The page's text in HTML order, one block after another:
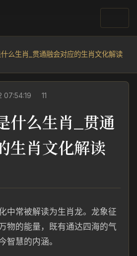
么生肖_贯通融会对应的生肖文化解读
07:54:19 11
什么生肖_贯通
生肖文化解读
中常被解读为生肖龙。龙象征
物的能量，既有通达四海的气
智慧的内涵。